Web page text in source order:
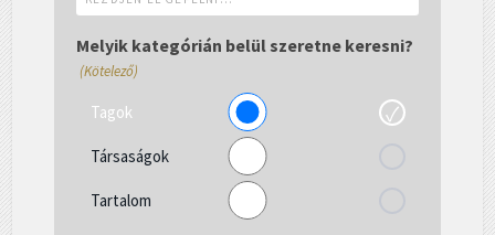
el
gépelni...
Melyik kategórián belül szeretne keresni?
(Kötelező)
Tagok
Társaságok
Tartalom